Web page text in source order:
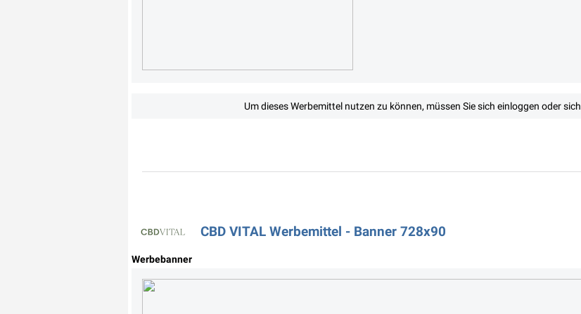
Um dieses Werbemittel nutzen zu können, müssen Sie sich einloggen oder sich
CBD VITAL Werbemittel - Banner 728x90
Werbebanner